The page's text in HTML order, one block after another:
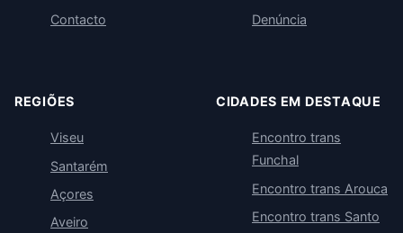
Contacto
Denúncia
REGIÕES
Viseu
Santarém
Açores
Aveiro
CIDADES EM DESTAQUE
Encontro trans
Funchal
Encontro trans Arouca
Encontro trans Santo